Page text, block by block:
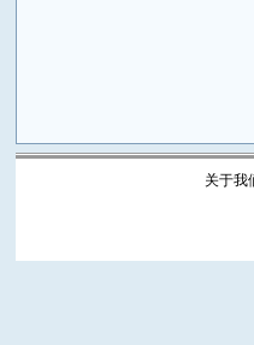
关于我